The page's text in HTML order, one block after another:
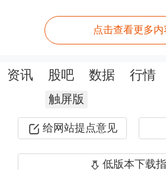
点击查看更多内
资讯 股吧 数据 行情
触屏版
给网站提点意见
低版本下载